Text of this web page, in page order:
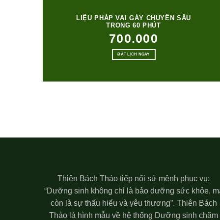
LIỆU PHÁP VAI GÁY CHUYÊN SÂU
TRONG 60 PHÚT
700.000
ĐẶT LỊCH NGAY
Thiên Bách Thảo tiếp nối sứ mệnh phục vụ:
“Dưỡng sinh không chỉ là bảo dưỡng sức khỏe,
còn là sự thấu hiểu và yêu thương”. Thiên Bách
Thảo là hình mẫu về hệ thống Dưỡng sinh chăm